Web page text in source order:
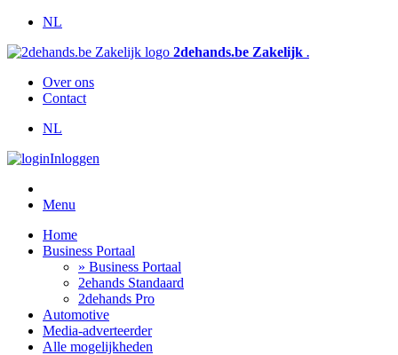
NL
2dehands.be Zakelijk .
Over ons
Contact
NL
Inloggen
Menu
Home
Business Portaal
» Business Portaal
2ehands Standaard
2dehands Pro
Automotive
Media-adverteerder
Alle mogelijkheden